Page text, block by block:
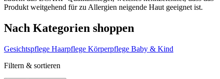
Produkt weitgehend für zu Allergien neigende Haut geeignet ist.
Nach Kategorien shoppen
Gesichtspflege Haarpflege Körperpflege Baby & Kind
Filtern & sortieren